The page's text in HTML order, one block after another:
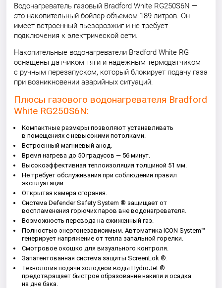
Водонагреватель газовый Bradford White RG250S6N —
это накопительный бойлер объемом 189 литров. Он
имеет встроенный пьезорозжиг и не требует
подключения к электрической сети.
Накопительные водонагреватели Bradford White RG
оснащены датчиком тяги и надежным термодатчиком
с ручным перезапуском, который блокирует подачу газа
при возникновении аварийных ситуаций.
Плюсы газового водонагревателя Bradford
White RG250S6N:
Компактные размеры позволяют устанавливать
в помещениях с невысокими потолками.
Встроенный магниевый анод.
Время нагрева до 50 градусов — 56 минут.
Высокоэффективная теплоизоляция толщиной 51 мм.
Не требует обслуживания при соблюдении правил
эксплуатации.
Открытая камера сгорания.
Система Defender Safety System ® защищает от
воспламенения горючих паров вне водонагревателя.
Возможность перевода на сжиженный газ.
Полностью энергонезависимым. Автоматика ICON System™
генерирует напряжение от тепла запальной горелки.
Смотровое окошко для визуального контроля.
Запатентованная система защиты ScreenLok ®.
Технология подачи холодной воды HydroJet ®
предотвращает быстрое образование накипи и осадка
на дне бака.